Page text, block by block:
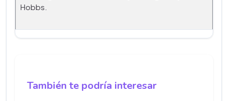
Hobbs.
También te podría interesar